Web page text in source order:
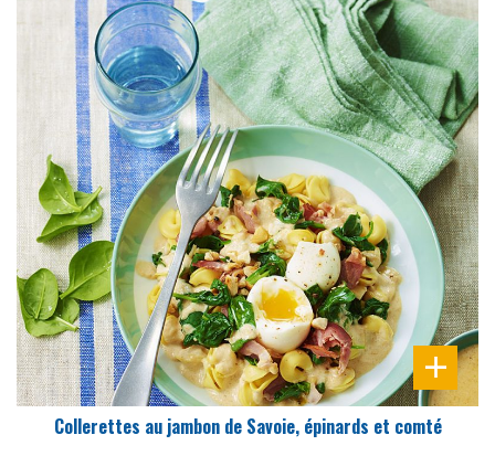
DIFFICULTÉ
PRÉPARATION
20 Min
Collerettes au jambon de Savoie, épinards et comté